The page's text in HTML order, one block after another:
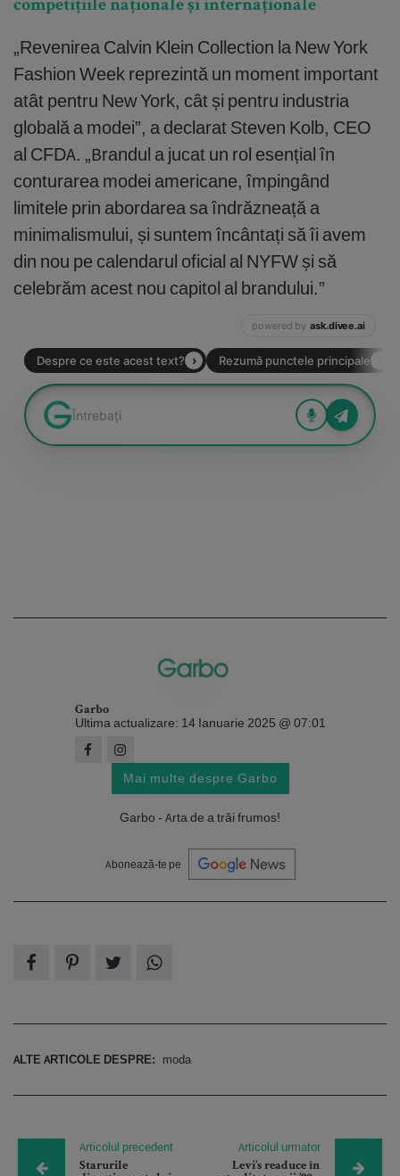
competițiile naționale și internaționale
„Revenirea Calvin Klein Collection la New York
Fashion Week reprezintă un moment important
atât pentru New York, cât și pentru industria
globală a modei”, a declarat Steven Kolb, CEO
al CFDA. „Brandul a jucat un rol esențial în
conturarea modei americane, împingând
limitele prin abordarea sa îndrăzneață a
minimalismului, și suntem încântați să îi avem
din nou pe calendarul oficial al NYFW și să
celebrăm acest nou capitol al brandului.”
Garbo
Ultima actualizare: 14 Ianuarie 2025 @ 07:01
Mai multe despre Garbo
Garbo - Arta de a trăi frumos!
Abonează-te pe
ALTE ARTICOLE DESPRE: moda
Articolul precedent
Starurile
Articolul urmator
Levi’s readuce în